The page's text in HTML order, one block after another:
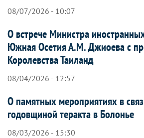
08/07/2026 - 10:07
О встрече Министра
Южная Осетия А.М. Джиоева с
Королевства Таиланд
08/04/2026 - 12:57
О памятных мероприятиях в
годовщиной теракта в Болонье
08/03/2026 - 15:30